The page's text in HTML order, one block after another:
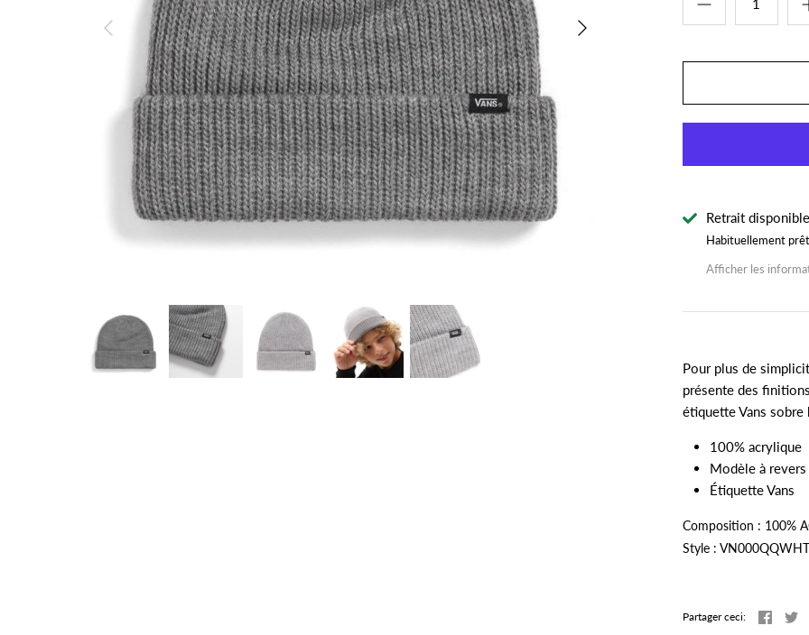
Retrait
Habituellement
Afficher les
Pour plus de
présente des
étiquette Vans
100% acrylique
Modèle à revers
Étiquette Vans
Composition : 100%
Style :
Partager ceci: